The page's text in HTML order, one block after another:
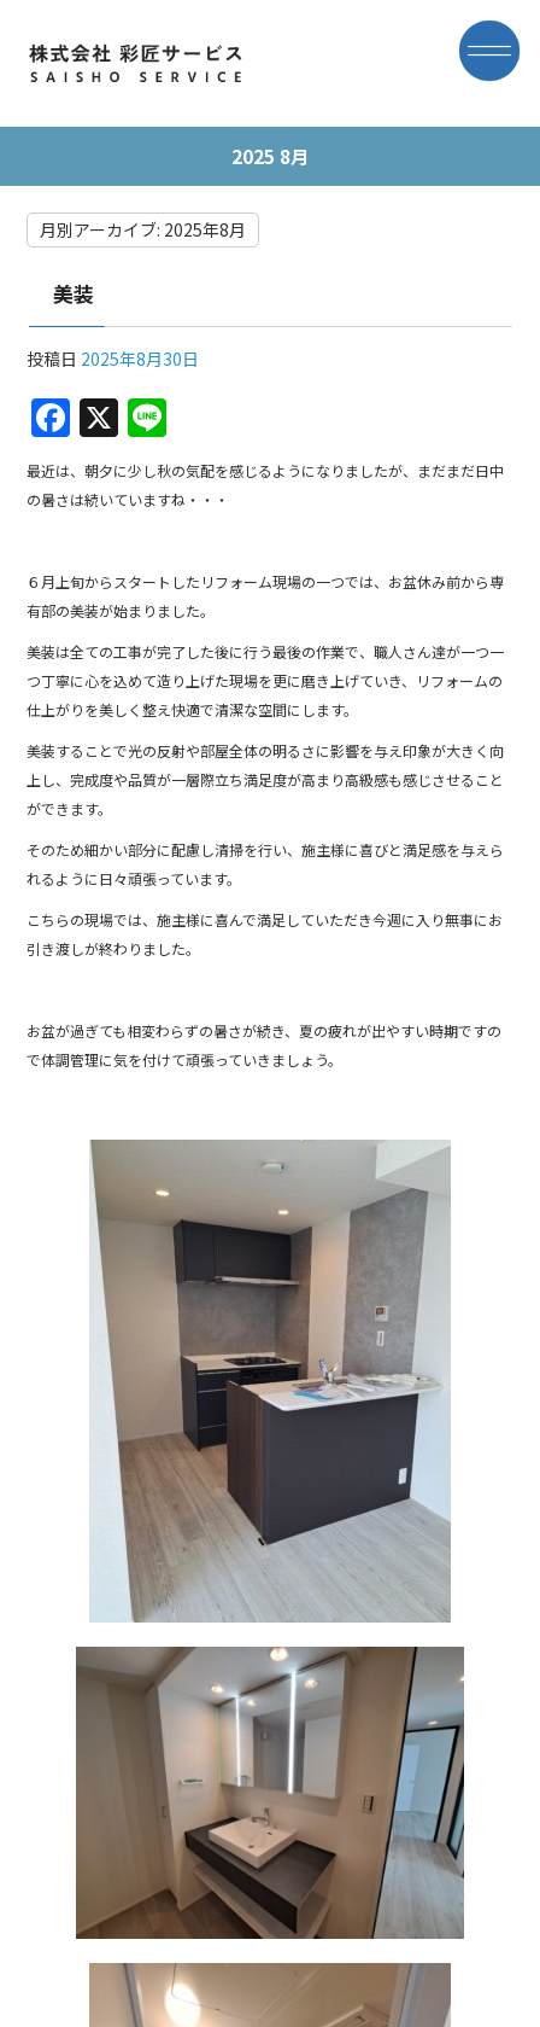
2025 8月
月別アーカイブ: 2025年8月
美装
投稿日 2025年8月30日
F
a
c
b
o
o
k
X
n
e
最近は、朝夕に少し秋の気配を感じるようになりましたが、まだまだ日中
の暑さは続いていますね・・・
６月上旬からスタートしたリフォーム現場の一つでは、お盆休み前から専
有部の美装が始まりました。
美装は全ての工事が完了した後に行う最後の作業で、職人さん達が一つ一
つ丁寧に心を込めて造り上げた現場を更に磨き上げていき、リフォームの
仕上がりを美しく整え快適で清潔な空間にします。
美装することで光の反射や部屋全体の明るさに影響を与え印象が大きく向
上し、完成度や品質が一層際立ち満足度が高まり高級感も感じさせること
ができます。
そのため細かい部分に配慮し清掃を行い、施主様に喜びと満足感を与えら
れるように日々頑張っています。
こちらの現場では、施主様に喜んで満足していただき今週に入り無事にお
引き渡しが終わりました。
お盆が過ぎても相変わらずの暑さが続き、夏の疲れが出やすい時期ですの
で体調管理に気を付けて頑張っていきましょう。